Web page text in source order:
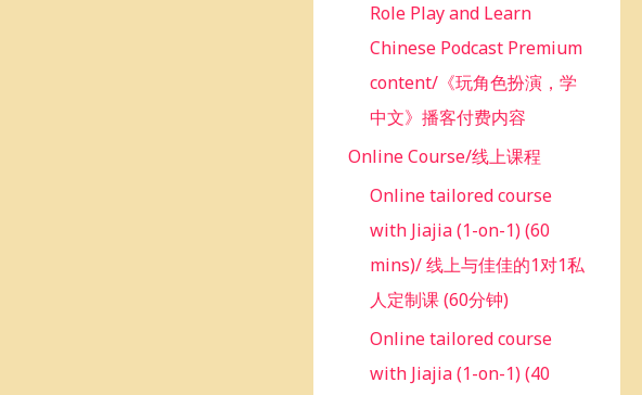
Role Play and Learn
Chinese Podcast Premium
content/《玩角色扮演，学
中文》播客付费内容
Online Course/线上课程
Online tailored course
with Jiajia (1-on-1) (60
mins)/ 线上与佳佳的1对1私
人定制课 (60分钟)
Online tailored course
with Jiajia (1-on-1) (40